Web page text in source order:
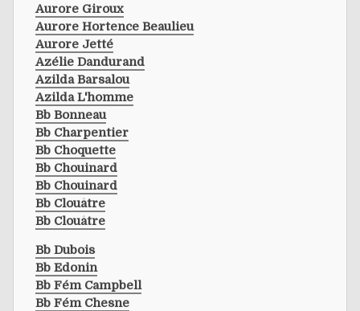
Aurore Giroux
Aurore Hortence Beaulieu
Aurore Jetté
Azélie Dandurand
Azilda Barsalou
Azilda L'homme
Bb Bonneau
Bb Charpentier
Bb Choquette
Bb Chouinard
Bb Chouinard
Bb Clouâtre
Bb Clouâtre
Bb Dubois
Bb Edonin
Bb Fém Campbell
Bb Fém Chesne